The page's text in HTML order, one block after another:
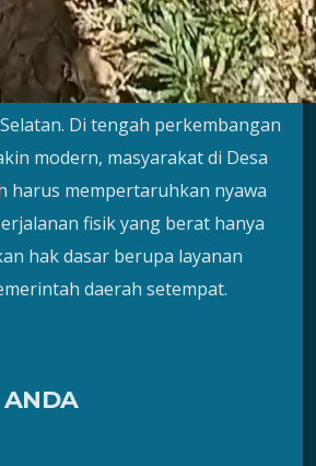
kritis dan menunjukkan
akses layanan kesehatan di
Di tengah perkembangan
modern, masyarakat di Desa
harus mempertaruhkan nyawa
fisik yang berat hanya
hak dasar berupa layanan
daerah setempat.
ANDA